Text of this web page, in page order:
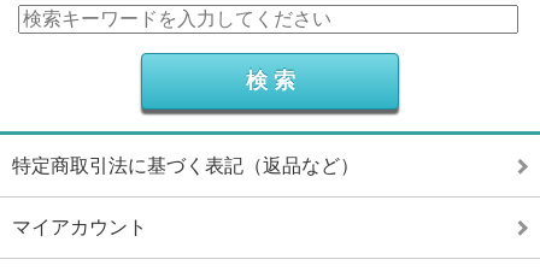
特定商取引法に基づく表記（返品など）
マイアカウント